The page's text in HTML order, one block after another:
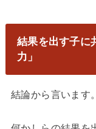
結果を出す子に
力」
結論から言います。